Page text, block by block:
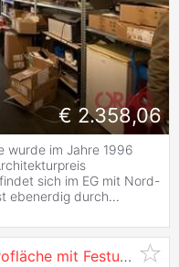
€ 2.358,06
wurde im Jahre 1996
sich im EG mit Nord-
ebenerdig durch...
in der Hellbrunner Straße 11a in